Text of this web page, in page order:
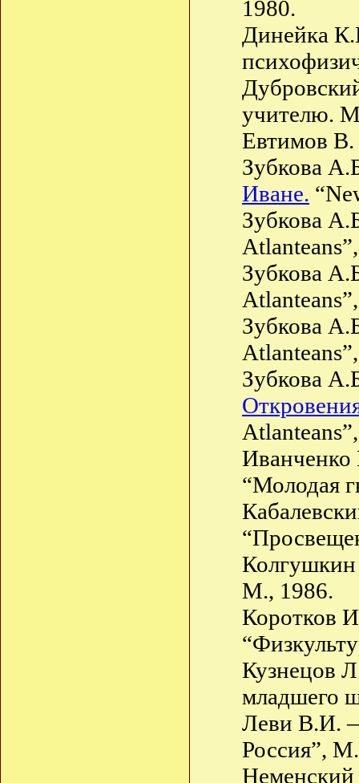
1980.
Динейка
учителю.
Евтимов
Зубкова
Иване.
Зубкова
Зубкова
Зубкова
Зубкова
Иванченко
“Молодая
М., 1986.
Коротков
Кузнецов
младшего
Леви В.И. —
Россия”,